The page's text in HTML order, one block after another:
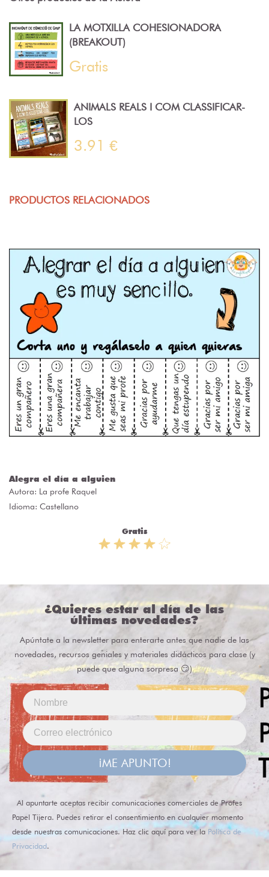
LA MOTXILLA COHESIONADORA
(BREAKOUT)
Gratis
ANIMALS REALS I COM CLASSIFICAR-
LOS
3.91 €
PRODUCTOS RELACIONADOS
Alegra el día a alguien
Autora: La profe Raquel
Idioma: Castellano
Gratis
¿Quieres estar al día de las
últimas novedades?
Apúntate a la newsletter para enterarte antes que nadie de las
novedades, recursos geniales y materiales didácticos para clase (y
puede que alguna sorpresa 😏)
¡ME APUNTO!
Al apuntarte aceptas recibir comunicaciones comerciales de Profes
Papel Tijera. Puedes retirar el consentimiento en cualquier momento
desde nuestras comunicaciones. Haz clic aquí para ver la Política de
Privacidad.